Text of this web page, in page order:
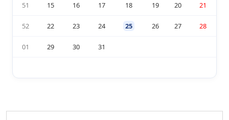
51 15 16 17 18 19 20 21
52 22 23 24 25 26 27 28
01 29 30 31